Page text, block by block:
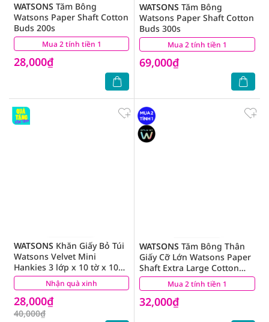
Mua 2 tính tiền 1
WATSONS Tăm Bông
Watsons Paper Shaft Cotton
Buds 200s
28,000₫
(7) Mua 2 tính tiền 1
WATSONS Tăm Bông
Watsons Paper Shaft Cotton
Buds 300s
69,000₫
(6)
Nhận quà xinh
WATSONS Khăn Giấy Bỏ Túi
Watsons Velvet Mini
Hankies 3 lớp x 10 tờ x 10
gói
28,000₫
40,000₫
(1) Mua 2 tính tiền 1
WATSONS Tăm Bông Thân
Giấy Cỡ Lớn Watsons Paper
Shaft Extra Large Cotton
Buds 120cây
32,000₫
(0)